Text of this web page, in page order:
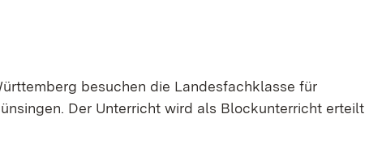
besuchen die Landesfachklasse für
Der Unterricht wird als Blockunterricht erteilt